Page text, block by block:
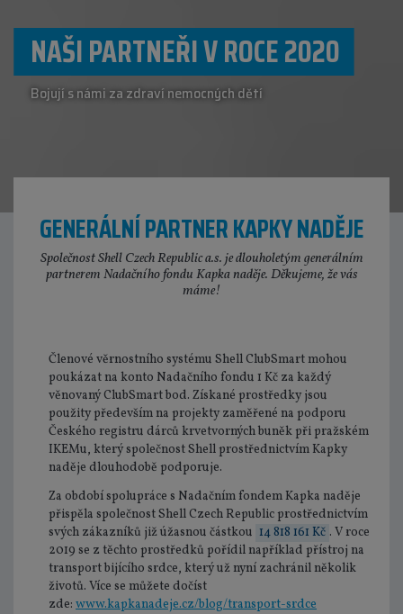
NAŠI PARTNEŘI V ROCE 2020
Bojují s námi za zdraví nemocných dětí
GENERÁLNÍ PARTNER KAPKY NADĚJE
Společnost Shell Czech Republic a.s. je dlouholetým generálním
partnerem Nadačního fondu Kapka naděje. Děkujeme, že vás
máme!
Členové věrnostního systému Shell ClubSmart mohou
poukázat na konto Nadačního fondu 1 Kč za každý
věnovaný ClubSmart bod. Získané prostředky jsou
použity především na projekty zaměřené na podporu
Českého registru dárců krvetvorných buněk při pražském
IKEMu, který společnost Shell prostřednictvím Kapky
naděje dlouhodobě podporuje.
Za období spolupráce s Nadačním fondem Kapka naděje
přispěla společnost Shell Czech Republic prostřednictvím
svých zákazníků již úžasnou částkou 14 818 161 Kč . V roce
2019 se z těchto prostředků pořídil například přístroj na
transport bijícího srdce, který už nyní zachránil několik
životů. Více se můžete dočíst
zde: www.kapkanadeje.cz/blog/transport-srdce